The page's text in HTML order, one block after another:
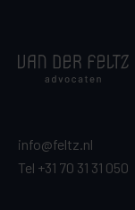
info@feltz.nl
Tel +31 70 31 31 050